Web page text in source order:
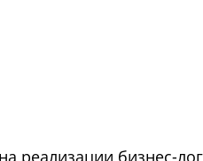
реализации бизнес-